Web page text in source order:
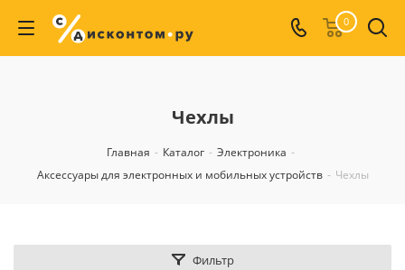
0
Чехлы
Главная - Каталог - Электроника -
Аксессуары для электронных и мобильных устройств - Чехлы
Фильтр